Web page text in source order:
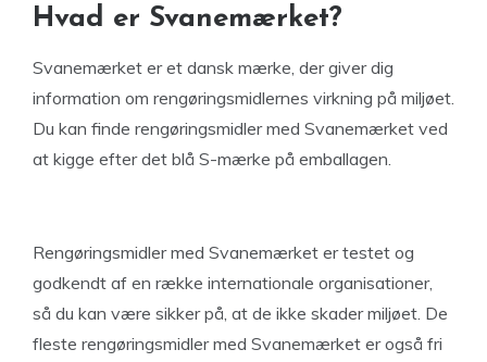
Hvad er Svanemærket?
Svanemærket er et dansk mærke, der giver dig
information om rengøringsmidlernes virkning på miljøet.
Du kan finde rengøringsmidler med Svanemærket ved
at kigge efter det blå S-mærke på emballagen.
Rengøringsmidler med Svanemærket er testet og
godkendt af en række internationale organisationer,
så du kan være sikker på, at de ikke skader miljøet. De
fleste rengøringsmidler med Svanemærket er også fri